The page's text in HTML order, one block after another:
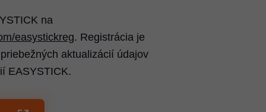
na
easystickreg. Registrácia je
aktualizácií údajov
EASYSTICK.